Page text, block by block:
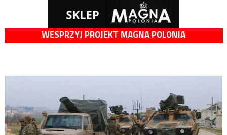
WESPRZYJ PROJEKT MAGNA POLONIA